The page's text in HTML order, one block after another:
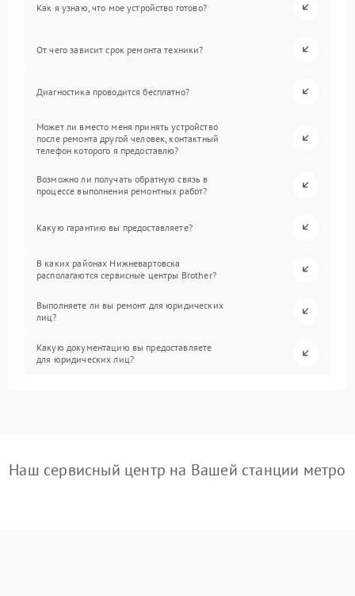
Как я узнаю, что мое устройство готово?
От чего зависит срок ремонта техники?
Диагностика проводится бесплатно?
Может ли вместо меня принять устройство
после ремонта другой человек, контактный
телефон которого я предоставлю?
Возможно ли получать обратную связь в
процессе выполнения ремонтных работ?
Какую гарантию вы предоставляете?
В каких районах Нижневартовска
располагаются сервисные центры Brother?
Выполняете ли вы ремонт для юридических
лиц?
Какую документацию вы предоставляете
для юридических лиц?
Наш сервисный центр на Вашей станции метро